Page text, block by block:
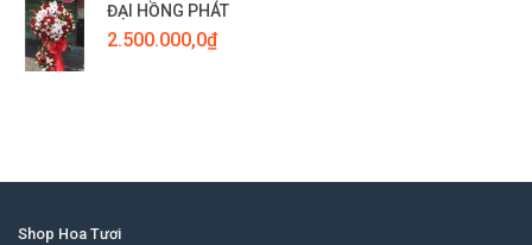
ĐẠI HỒNG PHÁT
2.500.000,0₫
Shop Hoa Tươi